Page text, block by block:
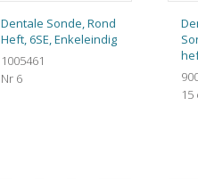
Dentale Sonde, Rond
Heft, 6SE, Enkeleindig
1005461
Nr 6
15